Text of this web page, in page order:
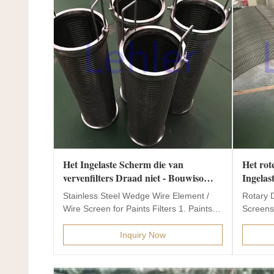
Het Ingelaste Scherm die van
vervenfilters Draad niet - Bouwiso
Certificatie belemmeren
Stainless Steel Wedge Wire Element /
Wire Screen for Paints Filters​ 1. Paints
Inquiry Now
Het
Rotary